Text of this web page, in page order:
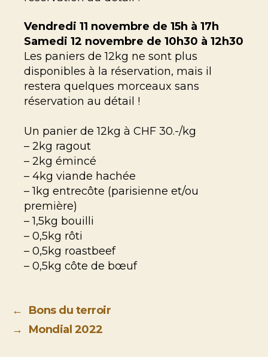
Vendredi 11 novembre de 15h à 17h
Samedi 12 novembre de 10h30 à 12h30
Les paniers de 12kg ne sont plus
disponibles à la réservation, mais il
restera quelques morceaux sans
réservation au détail !
Un panier de 12kg à CHF 30.-/kg
– 2kg ragout
– 2kg émincé
– 4kg viande hachée
– 1kg entrecôte (parisienne et/ou
première)
– 1,5kg bouilli
– 0,5kg rôti
– 0,5kg roastbeef
– 0,5kg côte de bœuf
←
Bons du terroir
→
Mondial 2022